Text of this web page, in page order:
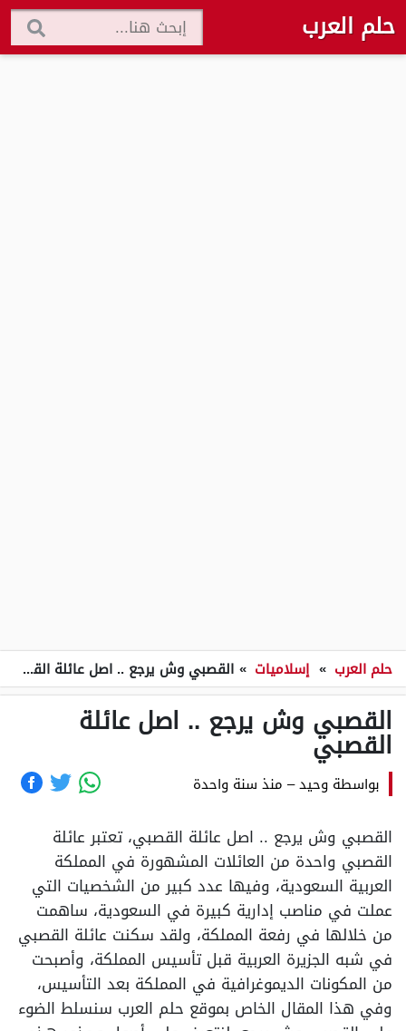
حلم العرب
حلم العرب » إسلاميات » القصبي وش يرجع .. اصل عائلة القصبي
القصبي وش يرجع .. اصل عائلة
القصبي
بواسطة وحيد– منذ سنة واحدة
القصبي وش يرجع .. اصل عائلة القصبي، تعتبر عائلة
القصبي واحدة من العائلات المشهورة في المملكة
العربية السعودية، وفيها عدد كبير من الشخصيات التي
عملت في مناصب إدارية كبيرة في السعودية، ساهمت
من خلالها في رفعة المملكة، ولقد سكنت عائلة القصبي
في شبه الجزيرة العربية قبل تأسيس المملكة، وأصبحت
من المكونات الديموغرافية في المملكة بعد التأسيس،
وفي هذا المقال الخاص بموقع حلم العرب سنسلط الضوء